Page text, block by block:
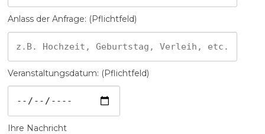
Anlass der Anfrage: (Pflichtfeld)
Veranstaltungsdatum: (Pflichtfeld)
Ihre Nachricht